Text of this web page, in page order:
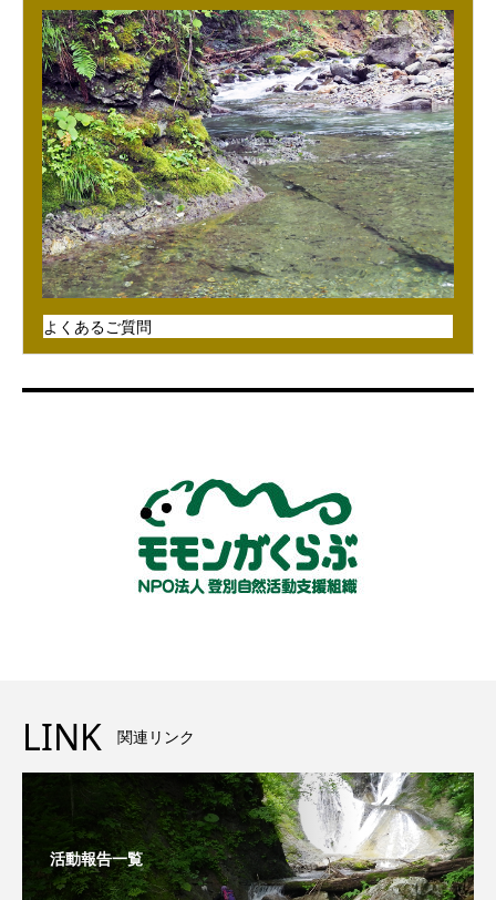
よくあるご質問
LINK 関連リンク
活動報告一覧